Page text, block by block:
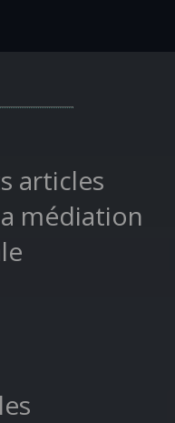
articles
médiation